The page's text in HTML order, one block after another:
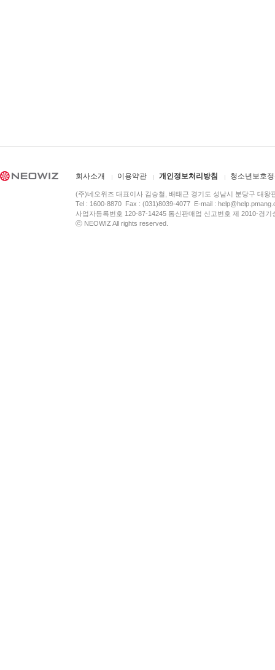
회사소개 이용약관 개인정보처리방침 청소년보호
(주)네오위즈 대표이사 김승철, 배태근 경기도 성남시 분당구 대왕
Tel : 1600-8870 Fax : (031)8039-4077 E-mail :
사업자등록번호 120-87-14245 통신판매업 신고번호 제 2010-경
ⓒ NEOWIZ All rights reserved.